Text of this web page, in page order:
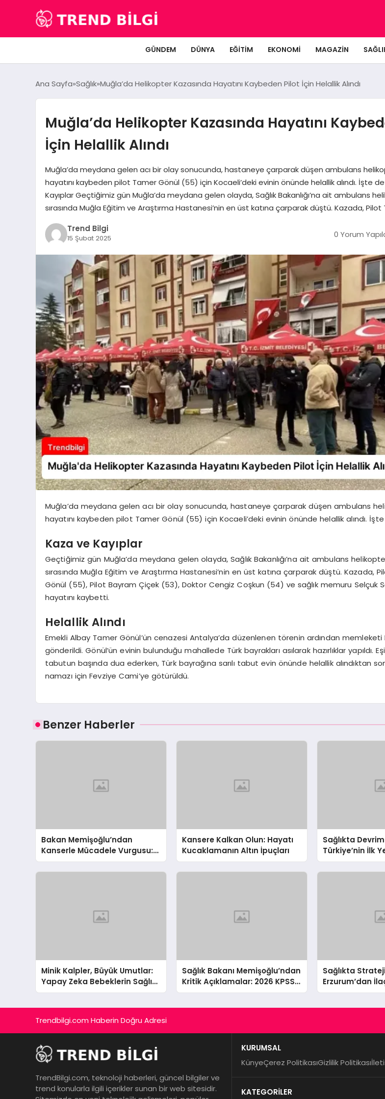
GÜNDEM DÜNYA EĞITIM EKONOMI MAGAZIN
Ana Sayfa Sağlık Muğla’da Helikopter Kazasında Hayatını Kaybeden Pilot İçin Helallik Alındı
Muğla’da Helikopter Kazasında Hayatını
İçin Helallik Alındı
Muğla’da meydana gelen acı bir olay sonucunda, hastaneye çarparak düşen ambulans
hayatını kaybeden pilot Tamer Gönül (55) için Kocaeli’deki evinin önünde helallik alındı. İşte
Kayıplar Geçtiğimiz gün Muğla’da meydana gelen olayda, Sağlık Bakanlığı’na ait ambulans
sırasında Muğla Eğitim ve Araştırma Hastanesi’nin en üst katına çarparak düştü. Kazada, Pilot
Trend Bilgi
15 Şubat 2025 0 Yorum
Muğla’da meydana gelen acı bir olay sonucunda, hastaneye çarparak düşen ambulans
hayatını kaybeden pilot Tamer Gönül (55) için Kocaeli’deki evinin önünde helallik alındı.
Kaza ve Kayıplar
Geçtiğimiz gün Muğla’da meydana gelen olayda, Sağlık Bakanlığı’na ait ambulans
sırasında Muğla Eğitim ve Araştırma Hastanesi’nin en üst katına çarparak düştü. Kazada,
Gönül (55), Pilot Bayram Çiçek (53), Doktor Cengiz Coşkun (54) ve sağlık memuru Selçuk
hayatını kaybetti.
Helallik Alındı
Emekli Albay Tamer Gönül’ün cenazesi Antalya’da düzenlenen törenin ardından memleketi
gönderildi. Gönül’ün evinin bulunduğu mahallede Türk bayrakları asılarak hazırlıklar yapıldı.
tabutun başında dua ederken, Türk bayrağına sarılı tabut evin önünde helallik alındıktan
namazı için Fevziye Cami’ye götürüldü.
Benzer Haberler
Bakan Memişoğlu’ndan
Kanserle Mücadele Vurgusu:
Erken Teşhis Hayat Kurtarıyor!
Kansere Kalkan Olun: Hayatı
Kucaklamanın Altın İpuçları
Sağlıkta
Türkiye’nin İlk
Tedavisi
Minik Kalpler, Büyük Umutlar:
Yapay Zeka Bebeklerin Sağlık
Takibinde Devrim Yaratıyor!
Sağlık Bakanı Memişoğlu’ndan
Kritik Açıklamalar: 2026 KPSS
Sonrası Yeni Atama Müjdesi
Sağlıkta
Erzurum’dan
Maddesi Atağı
Trendbilgi.com Haberin Doğru Adresi
TrendBilgi.com, teknoloji haberleri, güncel bilgiler ve
trend konularla ilgili içerikler sunan bir web sitesidir.
KURUMSAL
KünyeÇerez PolitikasıGizlilik Politikası
KATEGORİLER